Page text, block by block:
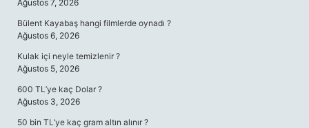
Ağustos 7, 2026
Bülent Kayabaş hangi filmlerde oynadı ?
Ağustos 6, 2026
Kulak içi neyle temizlenir ?
Ağustos 5, 2026
600 TL’ye kaç Dolar ?
Ağustos 3, 2026
50 bin TL’ye kaç gram altın alınır ?